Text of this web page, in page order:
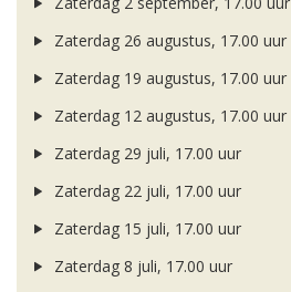
Zaterdag 26 augustus, 17.00 uur
Zaterdag 19 augustus, 17.00 uur
Zaterdag 12 augustus, 17.00 uur
Zaterdag 29 juli, 17.00 uur
Zaterdag 22 juli, 17.00 uur
Zaterdag 15 juli, 17.00 uur
Zaterdag 8 juli, 17.00 uur